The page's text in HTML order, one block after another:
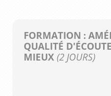
FORMATION :
QUALITÉ
MIEUX(2 JOURS)